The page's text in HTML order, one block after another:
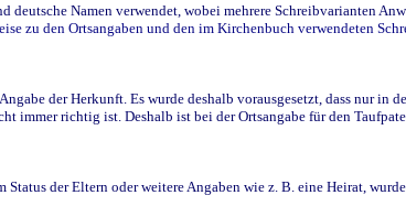
Namen verwendet, wobei mehrere Schreibvarianten
zu den Ortsangaben und den im Kirchenbuch verwendeten
der Herkunft. Es wurde deshalb vorausgesetzt, dass nur
immer richtig ist. Deshalb ist bei der Ortsangabe für den
der Eltern oder weitere Angaben wie z. B. eine Heirat,